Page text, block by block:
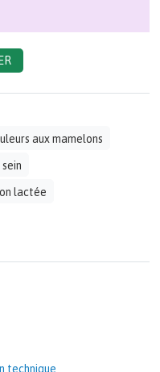
aux mamelons
lactée
technique